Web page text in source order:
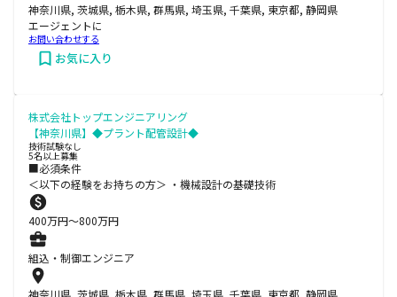
神奈川県, 茨城県, 栃木県, 群馬県, 埼玉県, 千葉県, 東京都, 静岡県
エージェントに
お問い合わせする
お気に入り
株式会社トップエンジニアリング
【神奈川県】◆プラント配管設計◆
技術試験なし
5名以上募集
■必須条件
＜以下の経験をお持ちの方＞ ・機械設計の基礎技術
400万円〜800万円
組込・制御エンジニア
神奈川県, 茨城県, 栃木県, 群馬県, 埼玉県, 千葉県, 東京都, 静岡県